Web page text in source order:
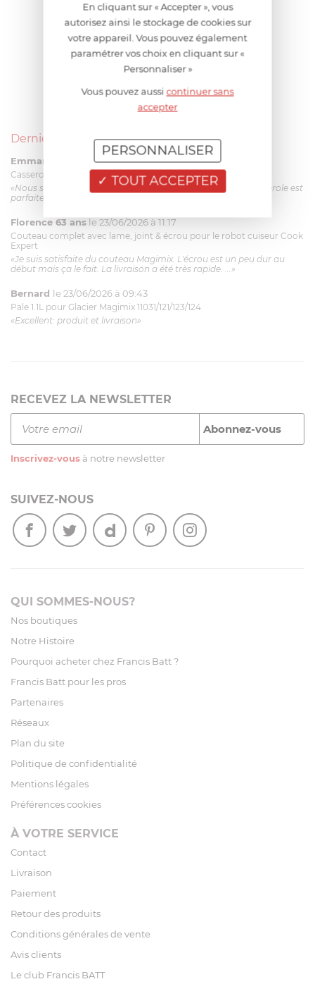
Derniers avis produits
Emmanuel 56 ansle 23/06/2026 à 12:04
Casserole mini 9 cm Castelpro 5 ply poignée fixe
«Nous sommes dans un produit de haute qualité. Cette casserole est
parfaite pour l'élaboration des sauces et vient complé...»
Florence 63 ans le 23/06/2026 à 11:17
Couteau complet avec lame, joint & écrou pour le robot cuiseur Cook
Expert
«Je suis satisfaite du couteau Magimix. L'écrou est un peu dur au
début mais ça le fait. La livraison a été très rapide. ...»
Bernard le 23/06/2026 à 09:43
Pale 1.1L pour Glacier Magimix 11031/121/123/124
«Excellent: produit et livraison»
RECEVEZ LA NEWSLETTER
Inscrivez-vous à notre newsletter
SUIVEZ-NOUS
QUI SOMMES-NOUS?
Nos boutiques
Notre Histoire
Pourquoi acheter chez Francis Batt ?
Francis Batt pour les pros
Partenaires
Réseaux
Plan du site
Politique de confidentialité
Mentions légales
Préférences cookies
À VOTRE SERVICE
Contact
Livraison
Paiement
Retour des produits
Conditions générales de vente
Avis clients
Le club Francis BATT
En cliquant sur « Accepter », vous
autorisez ainsi le stockage de cookies sur
votre appareil. Vous pouvez également
paramétrer vos choix en cliquant sur «
Personnaliser »
Vous pouvez aussicontinuer sans
accepter
TOUT ACCEPTER
PERSONNALISER